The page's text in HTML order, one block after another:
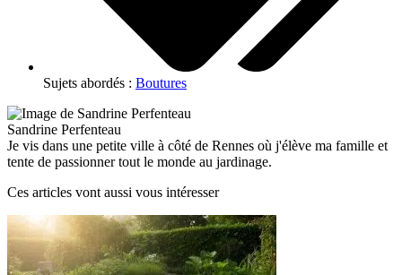
Sujets abordés : Boutures
Sandrine Perfenteau
Je vis dans une petite ville à côté de Rennes où j'élève ma famille et
tente de passionner tout le monde au jardinage.
Ces articles vont aussi vous intéresser